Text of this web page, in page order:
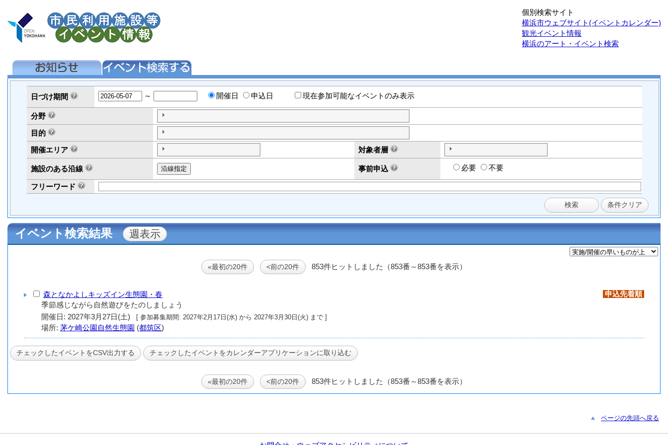
個別検索サイト
横浜市ウェブサイト(イベントカレンダー)
観光イベント情報
横浜のアート・イベント検索
日づけ期間 ～ 開催日 申込日 現在参加可能なイベントのみ表示
分野
目的
開催エリア
対象者層
施設のある沿線 事前申込 必要 不要
フリーワード
イベント検索結果
«最初の20件 <前の20件 853件ヒットしました（853番～853番を表示）
申込先着順
森となかよしキッズイン生態園・春
季節感じながら自然遊びをたのしましょう
[ 参加募集期間: 2027年2月17日(水) から 2027年3月30日(火) まで ]
場所:茅ケ崎公園自然生態園 (都筑区)
«最初の20件 <前の20件 853件ヒットしました（853番～853番を表示）
ページの先頭へ戻る